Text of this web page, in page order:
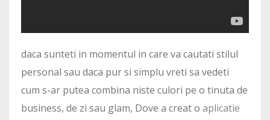
daca sunteti in momentul in care va cautati stilul
personal sau daca pur si simplu vreti sa vedeti
cum s-ar putea combina niste culori pe o tinuta de
business, de zi sau glam, Dove a creat o aplicatie